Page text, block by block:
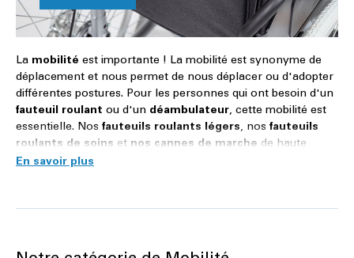
La mobilité est importante ! La mobilité est synonyme de
déplacement et nous permet de nous déplacer ou d'adopter
différentes postures. Pour les personnes qui ont besoin d'un
fauteuil roulant ou d'un déambulateur, cette mobilité est
essentielle. Nos fauteuils roulants légers, nos fauteuils
roulants de soins et nos cannes de marche de haute
qualité permettent de retrouver un certain degré de mobilité
conçus pour offrir un maximum de confort, de sécurité et de